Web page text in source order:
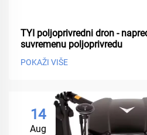
TYI poljoprivredni dron -
suvremenu poljoprivredu
POKAŽI VIŠE
14
Aug